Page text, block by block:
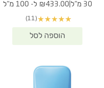
30 מ"ל ₪433.00 ל- 100 מ"ל
★
★
★
★
★
(11)